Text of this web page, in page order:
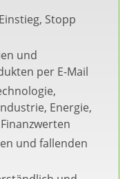
Stopp
und
per E-Mail
Energie,
und fallenden